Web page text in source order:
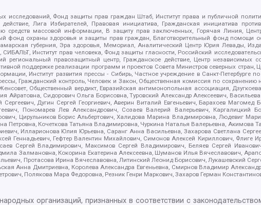
исследований, Фонд защиты прав граждан Штаб, Институт права и публичной
Лига Избирателей, Правовая инициатива, Гражданская инициатива против
средств массовой информации, В защиту прав заключенных, Горячая Линия,
фонд охраны здоровья и защиты прав граждан, Благотворительный фонд
губерния, Эра здоровья, Мемориал, Аналитический Центр Юрия Левады,
Институт прав человека, Фонд защиты гласности, Российский
региональный правозащитный центр, Гражданское действие, Центр независимых
поддержке реализации программ и проектов Совета Министров северных стран,
Институт развития прессы - Сибирь, Частное учреждение в Санкт-Петербурге
Гражданский контроль, Человек и Закон, Общественная комиссия по сохранению
Общественный вердикт, Евразийская антимонопольная ассоциация,
Сидорович Ольга Борисовна, Туровский Александр Алексеевич, Васильева
Дугин Сергей Георгиевич, Аверин Виталий Евгеньевич, Барахоев Магомед
Пономарев Лев Александрович, Созаев Валерий Валерьевич, Каргалицкий
Цирульников Борис Альбертович, Халидова Марина Владимировна, Людевиг
Кочеткова Татьяна Владимировна, Чуркина Наталья Валерьевна, Акимова
Илларионова Юлия Юрьевна, Саранг Анна Васильевна, Захарова Светлана
Геннадьевич, Гефтер Валентин Михайлович, Симонов Алексей Кириллович, Флиге
Сергей Владимирович, Максимов Сергей Владимирович, Беляев Сергей
Залмановна, Кокорина Екатерина Алексеевна, Шуманов Илья Вячеславович,
Протасова Ирина Вячеславовна, Литинский Леонид Борисович, Лукашевский
Анна Дмитриевна, Королева Александра Евгеньевна, Смирнов Владимир
Полякова Мара Федоровна, Резник Генри Маркович, Захаров Герман
организаций, признанных в соответствии с